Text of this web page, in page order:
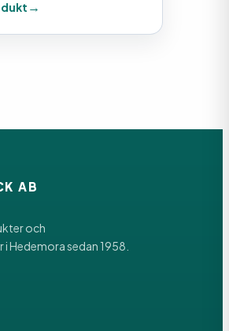
AB
och
Hedemora sedan 1958.